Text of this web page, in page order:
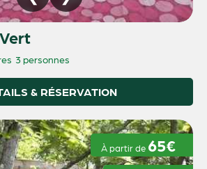
3 personnes
& RÉSERVATION
À partir de 65€